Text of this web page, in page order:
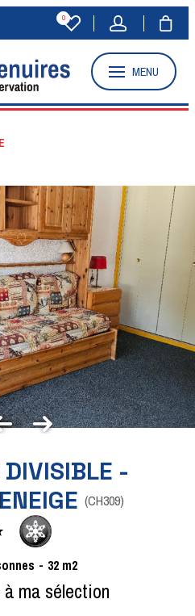
0
MENU
-
(CH309)
32 m2
ma sélection